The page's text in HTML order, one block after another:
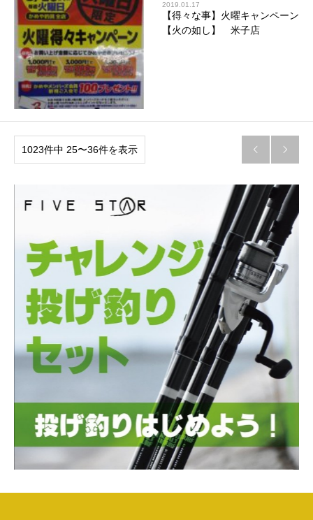
2019.01.17
【得々な事】火曜キャンペーン
【火の如し】 米子店
1023件中 25〜36件を表示  